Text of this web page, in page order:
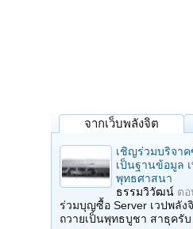
จากเว็บพลังจิต
เชิญร่วมบริจา
เป็นฐานข้อมูล
พุทธศาสนา
ธรรมวิวัฒน์ ตอ
ร่วมบุญซื้อ Server เวปพลัง
ถวายเป็นพุทธบูชา สาธุครับ